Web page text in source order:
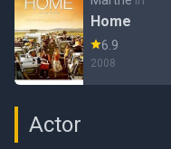
Home
6.9
2008
Actor